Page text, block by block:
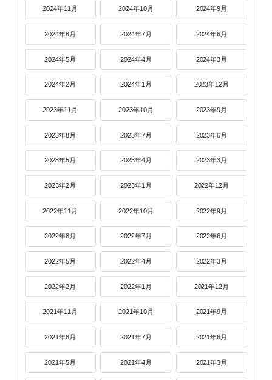
2024年11月 2024年10月 2024年9月
2024年8月 2024年7月 2024年6月
2024年5月 2024年4月 2024年3月
2024年2月 2024年1月 2023年12月
2023年11月 2023年10月 2023年9月
2023年8月 2023年7月 2023年6月
2023年5月 2023年4月 2023年3月
2023年2月 2023年1月 2022年12月
2022年11月 2022年10月 2022年9月
2022年8月 2022年7月 2022年6月
2022年5月 2022年4月 2022年3月
2022年2月 2022年1月 2021年12月
2021年11月 2021年10月 2021年9月
2021年8月 2021年7月 2021年6月
2021年5月 2021年4月 2021年3月